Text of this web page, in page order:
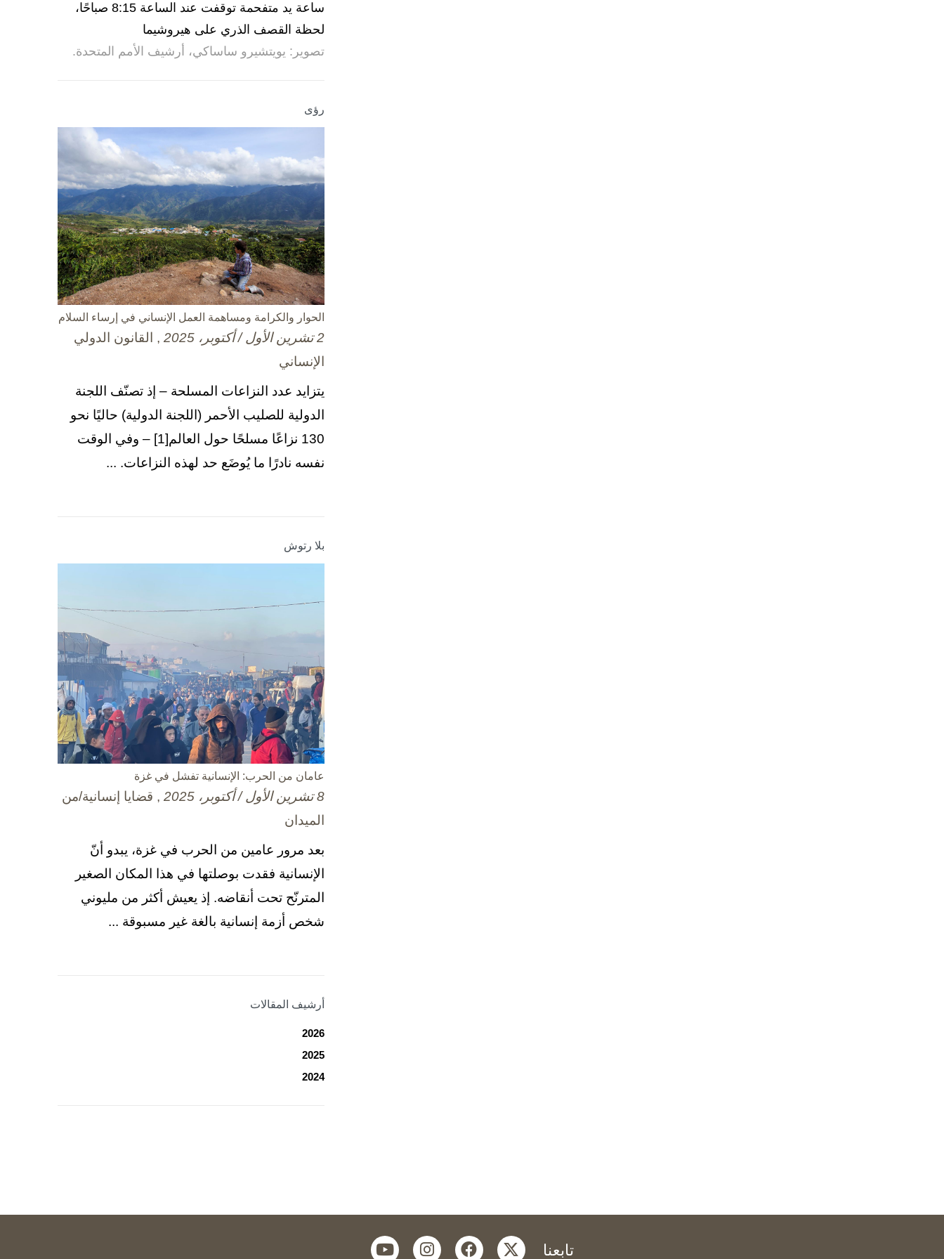
ساعة يد متفحمة توقفت عند الساعة 8:15 صباحًا،
لحظة القصف الذري على هيروشيما
تصوير: يويتشيرو ساساكي، أرشيف الأمم المتحدة.
رؤى
الحوار والكرامة ومساهمة العمل الإنساني في إرساء السلام
2 تشرين الأول / أكتوبر، 2025
, القانون الدولي
الإنساني
يتزايد عدد النزاعات المسلحة – إذ تصنّف اللجنة
الدولية للصليب الأحمر (اللجنة الدولية) حاليًا نحو
130 نزاعًا مسلحًا حول العالم[1] – وفي الوقت
نفسه نادرًا ما يُوضَع حد لهذه النزاعات. ...
بلا رتوش
عامان من الحرب: الإنسانية تفشل في غزة
8 تشرين الأول / أكتوبر، 2025
, قضايا إنسانية/من
الميدان
بعد مرور عامين من الحرب في غزة، يبدو أنّ
الإنسانية فقدت بوصلتها في هذا المكان الصغير
المترنّح تحت أنقاضه. إذ يعيش أكثر من مليوني
شخص أزمة إنسانية بالغة غير مسبوقة ...
أرشيف المقالات
2026
2025
2024
تابعنا twitter
facebook
instagram
youtube